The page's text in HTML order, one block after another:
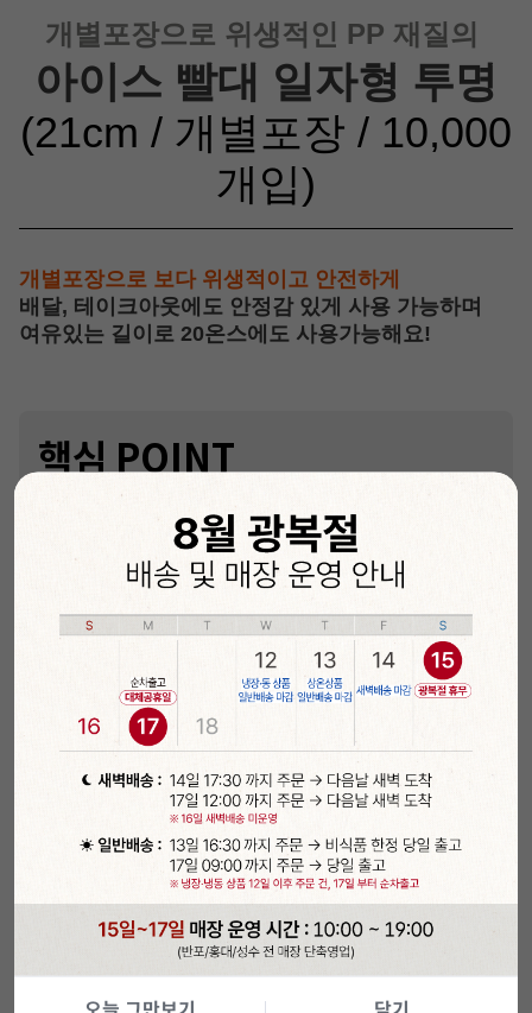
개별포장으로 위생적인 PP 재질의
아이스 빨대 일자형 투명
(21cm / 개별포장 / 10,000
개입)
개별포장으로 보다 위생적이고 안전하게
배달, 테이크아웃에도 안정감 있게 사용 가능하며
여유있는 길이로 20온스에도 사용가능해요!
핵심 POINT
✅ 개별포장으로 위생적이에요.
✅ 지름 7mm X 길이 21cm로 제일 많이 쓰는 사